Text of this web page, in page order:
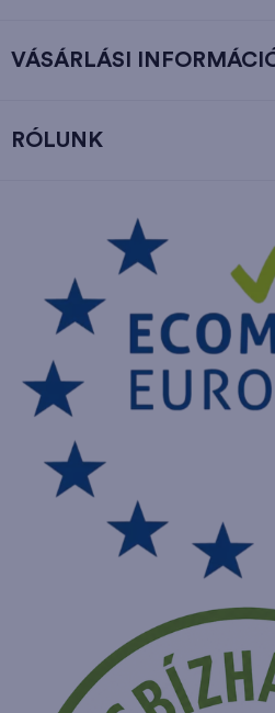
VÁSÁRLÁSI
RÓLUNK